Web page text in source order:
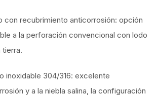
con recubrimiento anticorrosión: opción
a la perforación convencional con lodo
tierra.
inoxidable 304/316: excelente
y a la niebla salina, la configuración